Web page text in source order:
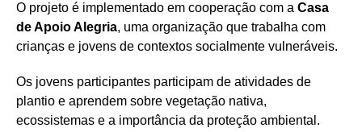
O projeto é implementado em cooperação com a Casa
de Apoio Alegria, uma organização que trabalha com
crianças e jovens de contextos socialmente vulneráveis.
Os jovens participantes participam de atividades de
plantio e aprendem sobre vegetação nativa,
ecossistemas e a importância da proteção ambiental.